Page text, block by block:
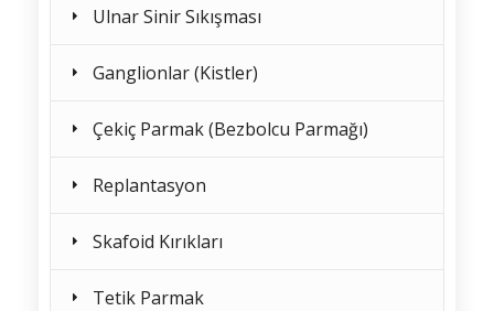
Ulnar Sinir Sıkışması
Ganglionlar (Kistler)
Çekiç Parmak (Bezbolcu Parmağı)
Replantasyon
Skafoid Kırıkları
Tetik Parmak